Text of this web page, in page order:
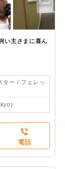
い主さまに喜ん
ター / フェレッ
電話